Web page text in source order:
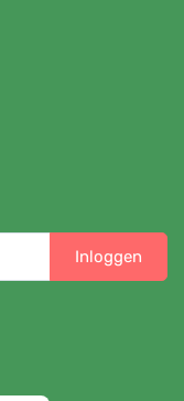
Inloggen